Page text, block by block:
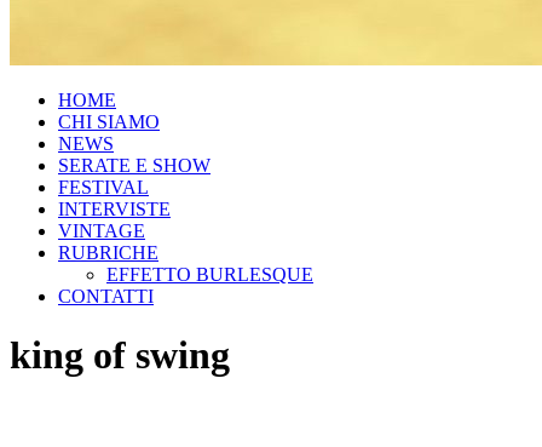
HOME
CHI SIAMO
NEWS
SERATE E SHOW
FESTIVAL
INTERVISTE
VINTAGE
RUBRICHE
EFFETTO BURLESQUE
CONTATTI
king of swing